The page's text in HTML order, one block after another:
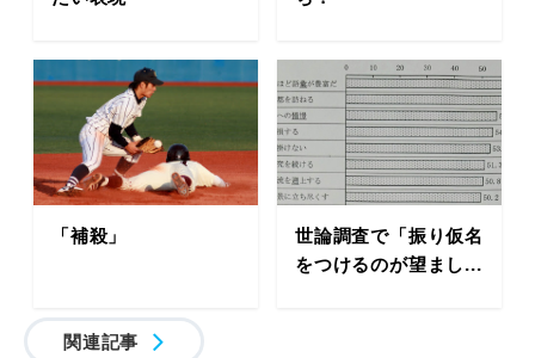
「補殺」
世論調査で「振り仮名
をつけるのが望まし...
関連記事